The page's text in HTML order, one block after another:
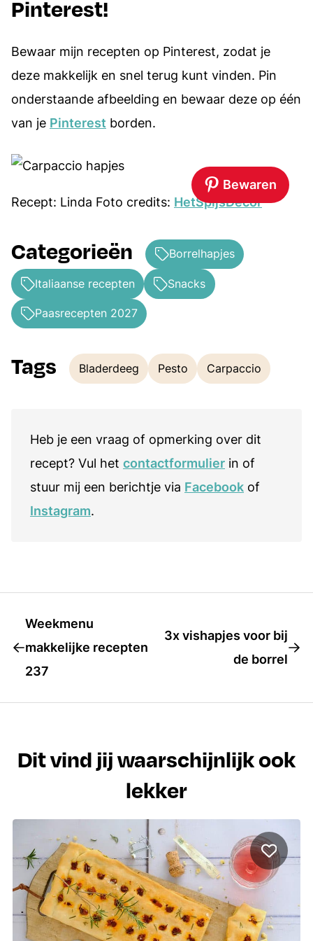
Pinterest!
Bewaar mijn recepten op Pinterest, zodat je
deze makkelijk en snel terug kunt vinden. Pin
onderstaande afbeelding en bewaar deze op één
van je Pinterest borden.
Bewaren
Recept: Linda Foto credits: HetSpijsDecor
Categorieën Borrelhapjes
Italiaanse recepten Snacks
Paasrecepten 2027
Tags
Tags
Bladerdeeg Pesto Carpaccio
Heb je een vraag of opmerking over dit
recept? Vul het contactformulier in of
stuur mij een berichtje via Facebook of
Instagram.
Weekmenu
makkelijke recepten
237
3x vishapjes voor bij
de borrel
Dit vind jij waarschijnlijk ook
lekker